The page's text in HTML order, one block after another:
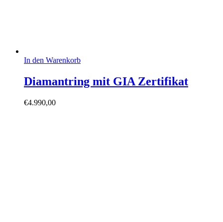
In den Warenkorb
Diamantring mit GIA Zertifikat
€4.990,00